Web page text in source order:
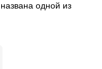
одной из